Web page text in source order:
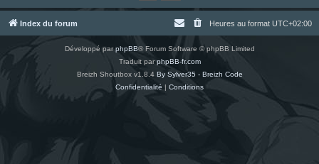
h
Index du forum Heures au format UTC+02:00
Développé parphpBB® Forum Software © phpBB Limited
Traduit parphpBB-fr.com
Breizh Shoutbox v1.8.4 By Sylver35 - Breizh Code
Confidentialité | Conditions